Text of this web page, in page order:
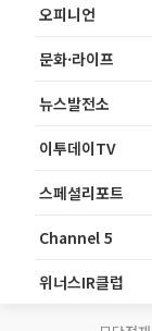
오피니언
문화·라이프
뉴스발전소
이투데이TV
스페셜리포트
Channel 5
위너스IR클럽